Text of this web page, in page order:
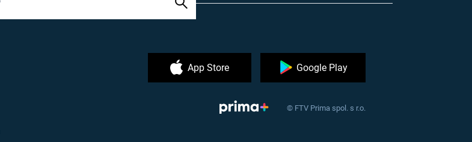
App Store Google Play
© FTV Prima spol. s r.o.